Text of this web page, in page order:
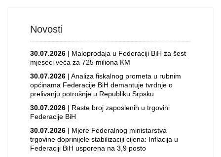
Novosti
30.07.2026 | Maloprodaja u Federaciji BiH za šest
mjeseci veća za 725 miliona KM
30.07.2026 | Analiza fiskalnog prometa u rubnim
općinama Federacije BiH demantuje tvrdnje o
prelivanju potrošnje u Republiku Srpsku
30.07.2026 | Raste broj zaposlenih u trgovini
Federacije BiH
30.07.2026 | Mjere Federalnog ministarstva
trgovine doprinijele stabilizaciji cijena: Inflacija u
Federaciji BiH usporena na 3,9 posto